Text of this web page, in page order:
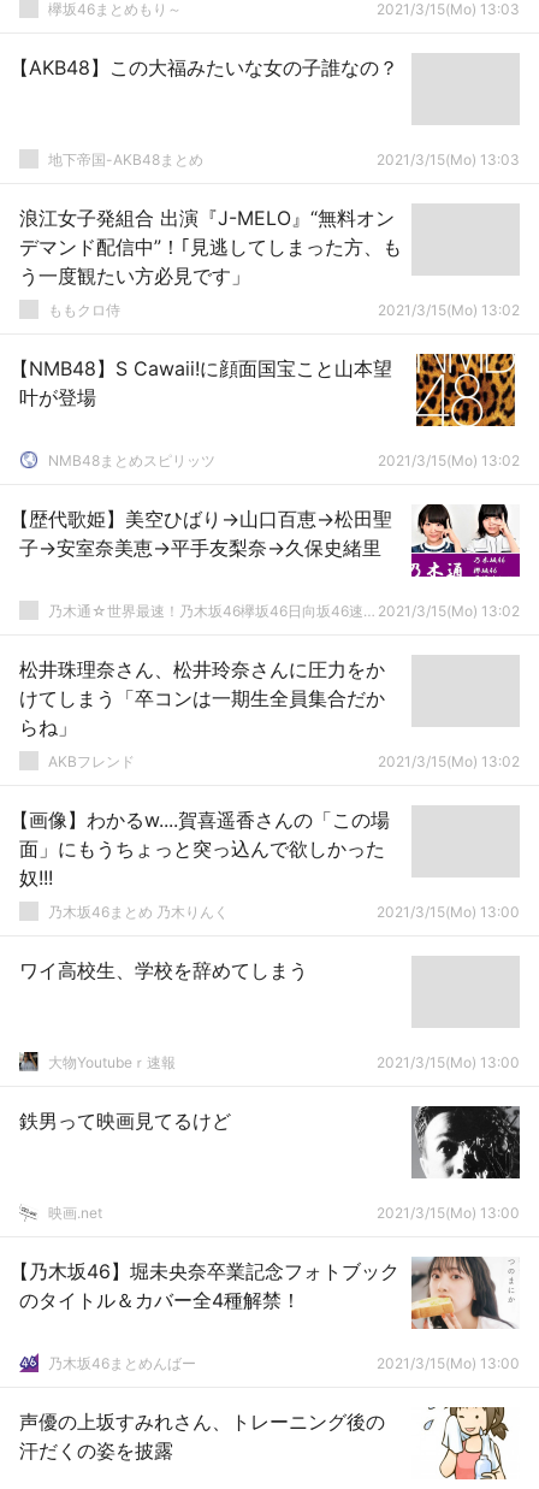
欅坂46まとめもり～ 2021/3/15(Mo) 13:03
【AKB48】この大福みたいな女の子誰なの？
地下帝国-AKB48まとめ 2021/3/15(Mo) 13:03
浪江女子発組合 出演『J-MELO』“無料オン
デマンド配信中”！｢見逃してしまった方、も
う一度観たい方必見です」
ももクロ侍 2021/3/15(Mo) 13:02
【NMB48】S Cawaii!に顔面国宝こと山本望
叶が登場
NMB48まとめスピリッツ 2021/3/15(Mo) 13:02
【歴代歌姫】美空ひばり→山口百恵→松田聖
子→安室奈美恵→平手友梨奈→久保史緒里
乃木通☆世界最速！乃木坂46欅坂46日向坂46速報まとめ 2021/3/15(Mo) 13:02
松井珠理奈さん、松井玲奈さんに圧力をか
けてしまう「卒コンは一期生全員集合だか
らね」
AKBフレンド 2021/3/15(Mo) 13:02
【画像】わかるw....賀喜遥香さんの「この場
面」にもうちょっと突っ込んで欲しかった
奴!!!
乃木坂46まとめ 乃木りんく 2021/3/15(Mo) 13:00
ワイ高校生、学校を辞めてしまう
大物Youtubeｒ速報 2021/3/15(Mo) 13:00
鉄男って映画見てるけど
映画.net 2021/3/15(Mo) 13:00
【乃木坂46】堀未央奈卒業記念フォトブック
のタイトル＆カバー全4種解禁！
乃木坂46まとめんばー 2021/3/15(Mo) 13:00
声優の上坂すみれさん、トレーニング後の
汗だくの姿を披露